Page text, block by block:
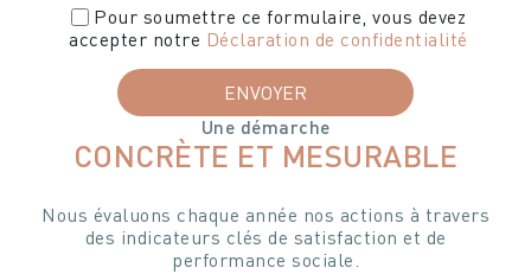
Pour soumettre ce formulaire, vous devez
accepter notre Déclaration de confidentialité
Une démarche
CONCRÈTE ET MESURABLE
Nous évaluons chaque année nos actions à travers
des indicateurs clés de satisfaction et de
performance sociale.